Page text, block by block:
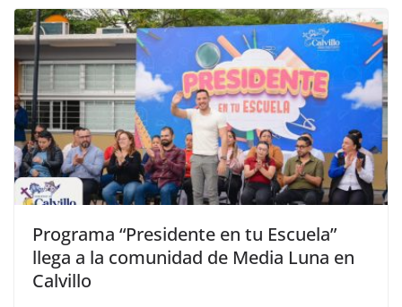
Programa “Presidente en tu Escuela”
llega a la comunidad de Media Luna en
Calvillo